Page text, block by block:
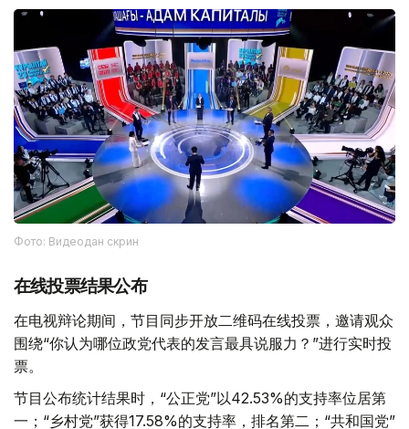
Фото: Видеодан скрин
在线投票结果公布
在电视辩论期间，节目同步开放二维码在线投票，邀请观众
围绕“你认为哪位政党代表的发言最具说服力？”进行实时投
票。
节目公布统计结果时，“公正党”以42.53%的支持率位居第
一；“乡村党”获得17.58%的支持率，排名第二；“共和国党”